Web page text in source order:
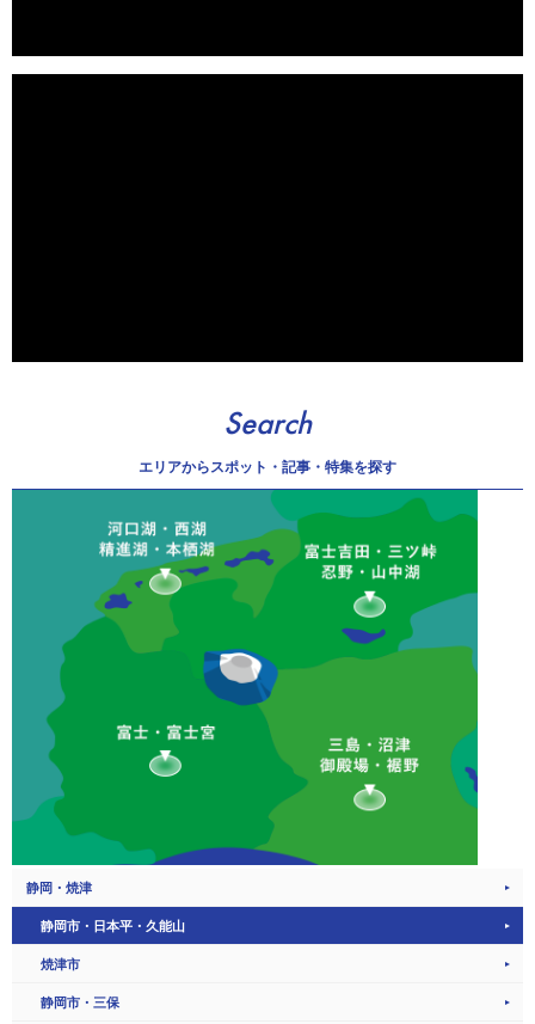
Search
エリアからスポット・記事・特集を探す
静岡・焼津
静岡市・日本平・久能山
焼津市
静岡市・三保